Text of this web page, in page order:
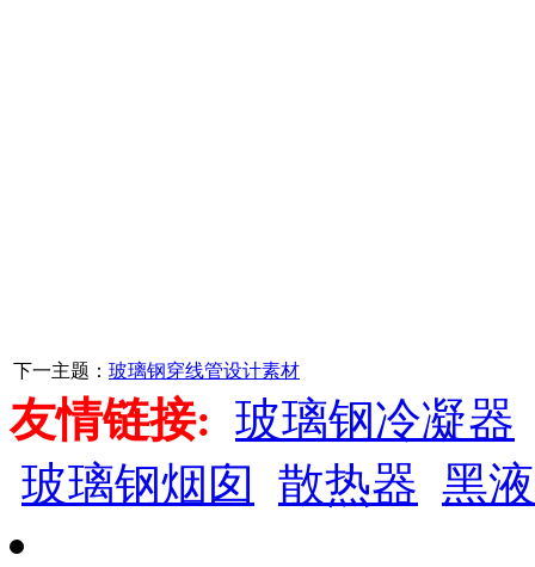
下一主题： 玻璃钢穿线管设计素材
友情链接: 玻璃钢冷凝器
玻璃钢烟囱 散热器 黑